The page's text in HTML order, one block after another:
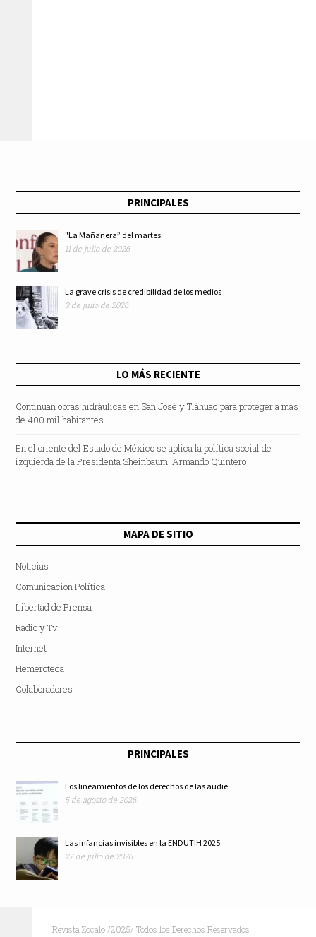
PRINCIPALES
"La Mañanera” del martes
11 de julio de 2026
La grave crisis de credibilidad de los medios
3 de julio de 2026
LO MÁS RECIENTE
Continúan obras hidráulicas en San José y Tláhuac para proteger a más
de 400 mil habitantes
En el oriente del Estado de México se aplica la política social de
izquierda de la Presidenta Sheinbaum: Armando Quintero
MAPA DE SITIO
Noticias
Comunicación Política
Libertad de Prensa
Radio y Tv
Internet
Hemeroteca
Colaboradores
PRINCIPALES
Los lineamientos de los derechos de las audie...
5 de agosto de 2026
Las infancias invisibles en la ENDUTIH 2025
27 de julio de 2026
Revista Zocalo /2025/ Todos los Derechos Reservados